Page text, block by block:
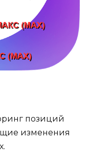
позиций
изменения